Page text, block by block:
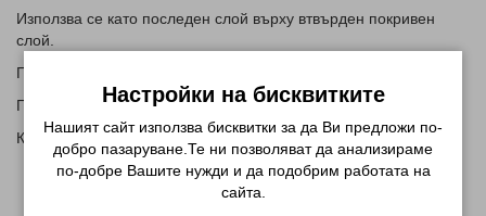
Използва се като последен слой върху втвърден покривен
слой.
Пече се в UV или LED лампа за 30-60 секунди.
Предлагат се в 2 цвята!
Кутийката е 5 грама.
Настройки на бисквитките
Нашият сайт използва бисквитки за да Ви предложи по-
добро пазаруване.Те ни позволяват да анализираме
по-добре Вашите нужди и да подобрим работата на
сайта.